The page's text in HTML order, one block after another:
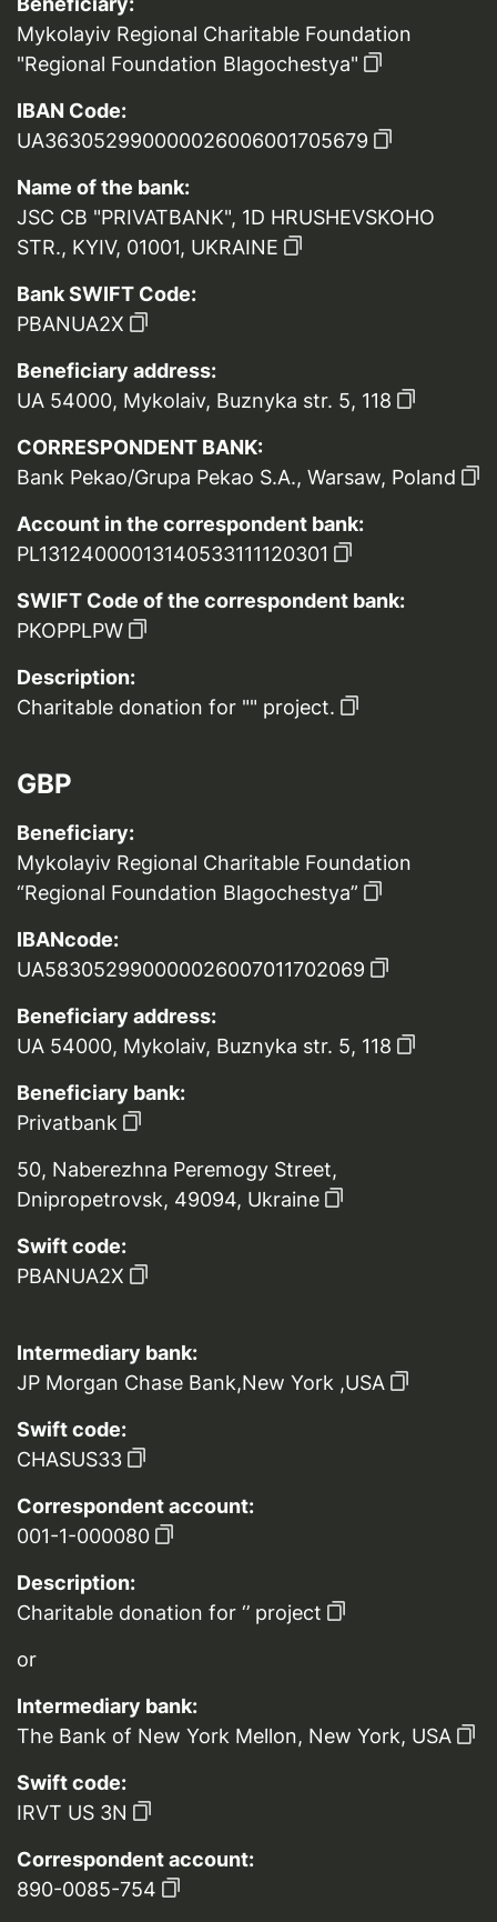
Mykolayiv Regional Charitable Foundation
"Regional Foundation Blagochestya"
IBAN Code:
UA363052990000026006001705679
Name of the bank:
JSC CB "PRIVATBANK", 1D HRUSHEVSKOHO
STR., KYIV, 01001, UKRAINE
Bank SWIFT Code:
PBANUA2X
Beneficiary address:
UA 54000, Mykolaiv, Buznyka str. 5, 118
CORRESPONDENT BANK:
Bank Pekao/Grupa Pekao S.A., Warsaw, Poland
Account in the correspondent bank:
PL13124000013140533111120301
SWIFT Code of the correspondent bank:
PKOPPLPW
Description:
Charitable donation for "" project.
GBP
Beneficiary:
Mykolayiv Regional Charitable Foundation
“Regional Foundation Blagochestya”
IBANcode:
UA583052990000026007011702069
Beneficiary address:
UA 54000, Mykolaiv, Buznyka str. 5, 118
Beneficiary bank:
Privatbank
50, Naberezhna Peremogy Street,
Dnipropetrovsk, 49094, Ukraine
Swift code:
PBANUA2X
Intermediary bank:
JP Morgan Chase Bank,New York ,USA
Swift code:
CHASUS33
Correspondent account:
001-1-000080
Description:
Charitable donation for ‘’ project
or
Intermediary bank:
The Bank of New York Mellon, New York, USA
Swift code:
IRVT US 3N
Correspondent account:
890-0085-754